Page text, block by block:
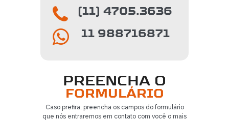
(11) 4705.3636
11 988716871
PREENCHA O
FORMULÁRIO
Caso prefira, preencha os campos do formulário
que nós entraremos em contato com você o mais